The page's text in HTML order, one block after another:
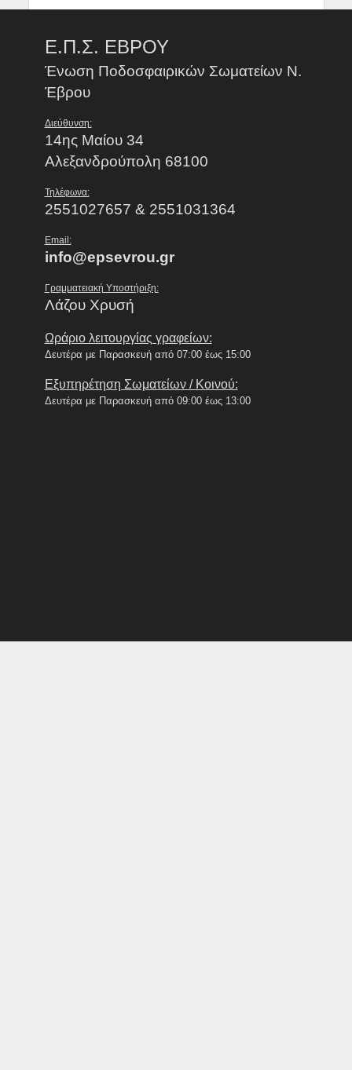
Ε.Π.Σ. ΕΒΡΟΥ
Ένωση Ποδοσφαιρικών Σωματείων Ν.
Έβρου
Διεύθυνση:
14ης Μαίου 34
Αλεξανδρούπολη 68100
Τηλέφωνα:
2551027657 & 2551031364
Email:
info@epsevrou.gr
Γραμματειακή Υποστήριξη:
Λάζου Χρυσή
Ωράριο λειτουργίας γραφείων:
Δευτέρα με Παρασκευή από 07:00 έως 15:00
Εξυπηρέτηση Σωματείων / Κοινού:
Δευτέρα με Παρασκευή από 09:00 έως 13:00